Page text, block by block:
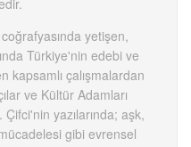
yetişen,
Türkiye'nin edebi ve
kapsamlı çalışmalardan
ve Kültür Adamları
yazılarında; aşk,
gibi evrensel